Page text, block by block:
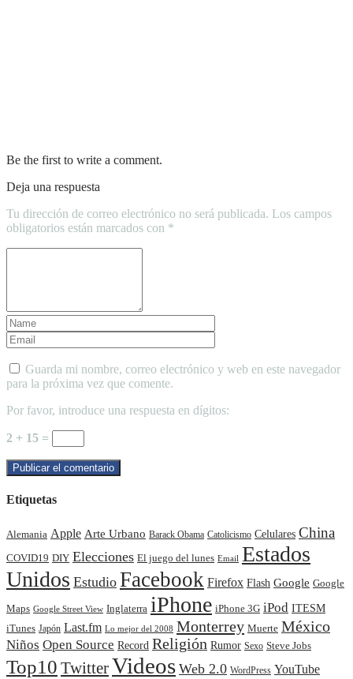
Be the first to write a comment.
Deja una respuesta
Tu dirección de correo electrónico no será publicada. Los campos
obligatorios están marcados con *
Guarda mi nombre, correo electrónico y web en este navegador
para la próxima vez que comente.
Por favor, introduce una respuesta en dígitos:
2 + 15 =
Etiquetas
Alemania Apple Arte Urbano Barack Obama Catolicismo Celulares China
COVID19 DIY Elecciones El juego del lunes Email Estados
Unidos Estudio Facebook Firefox Flash Google Google
Maps Google Street View Inglaterra iPhone iPhone 3G iPod ITESM
iTunes Japón Last.fm Lo mejor del 2008 Monterrey Muerte México
Niños Open Source Record Religión Rumor Sexo Steve Jobs
Top10 TwitterVideos Web 2.0 WordPress YouTube